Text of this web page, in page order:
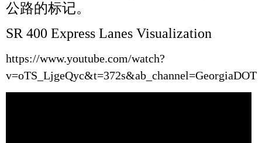
公路的标记。
SR 400 Express Lanes Visualization
https://www.youtube.com/watch?
v=oTS_LjgeQyc&t=372s&ab_channel=GeorgiaDOT